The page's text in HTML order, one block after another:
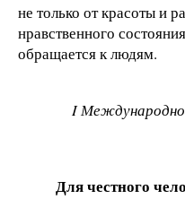
не только от красоты и
нравственного
обращается к людям.
I
Для честного